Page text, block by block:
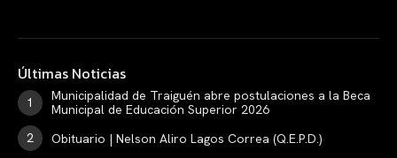
Últimas Noticias
Municipalidad de Traiguén abre postulaciones a la Beca
Municipal de Educación Superior 2026
Obituario | Nelson Aliro Lagos Correa (Q.E.P.D.)